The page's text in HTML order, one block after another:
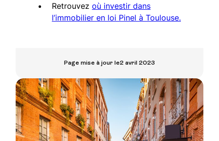
Retrouvez où investir dans
l’immobilier en loi Pinel à Toulouse.
Page mise à jour le2 avril 2023